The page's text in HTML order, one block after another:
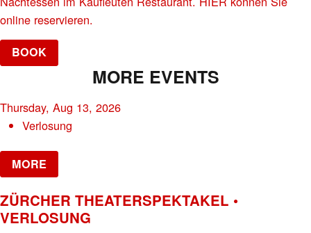
online reservieren.
BOOK
MORE EVENTS
Thursday, Aug 13, 2026
Verlosung
MORE
ZÜRCHER THEATERSPEKTAKEL •
VERLOSUNG